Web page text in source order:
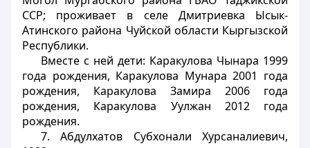
ССР; проживает в селе Дмитриевка Ысык-
Атинского района Чуйской области Кыргызской
Республики.
Вместе с ней дети: Каракулова Чынара 1999
года рождения, Каракулова Мунара 2001 года
рождения, Каракулова Замира 2006 года
рождения, Каракулова Уулжан 2012 года
рождения.
7. Абдулхатов Субхонали Хурсаналиевич,